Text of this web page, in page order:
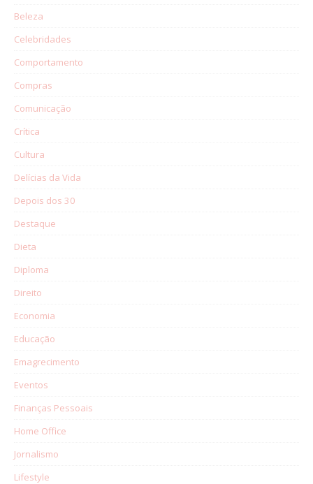
Beleza
Celebridades
Comportamento
Compras
Comunicação
Crítica
Cultura
Delícias da Vida
Depois dos 30
Destaque
Dieta
Diploma
Direito
Economia
Educação
Emagrecimento
Eventos
Finanças Pessoais
Home Office
Jornalismo
Lifestyle